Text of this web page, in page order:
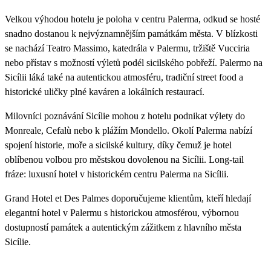
Velkou výhodou hotelu je poloha v centru Palerma, odkud se hosté
snadno dostanou k nejvýznamnějším památkám města. V blízkosti
se nachází Teatro Massimo, katedrála v Palermu, tržiště Vucciria
nebo přístav s možností výletů podél sicilského pobřeží. Palermo na
Sicílii láká také na autentickou atmosféru, tradiční street food a
historické uličky plné kaváren a lokálních restaurací.
Milovníci poznávání Sicílie mohou z hotelu podnikat výlety do
Monreale, Cefalù nebo k plážím Mondello. Okolí Palerma nabízí
spojení historie, moře a sicilské kultury, díky čemuž je hotel
oblíbenou volbou pro městskou dovolenou na Sicílii. Long-tail
fráze: luxusní hotel v historickém centru Palerma na Sicílii.
Grand Hotel et Des Palmes doporučujeme klientům, kteří hledají
elegantní hotel v Palermu s historickou atmosférou, výbornou
dostupností památek a autentickým zážitkem z hlavního města
Sicílie.